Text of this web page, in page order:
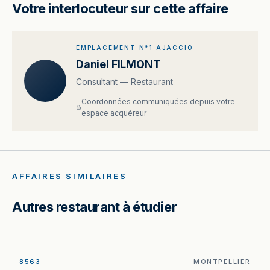
Votre interlocuteur sur cette affaire
EMPLACEMENT N°1 AJACCIO
Daniel FILMONT
Consultant — Restaurant
Coordonnées communiquées depuis votre
espace acquéreur
AFFAIRES SIMILAIRES
Autres restaurant à étudier
8563 MONTPELLIER